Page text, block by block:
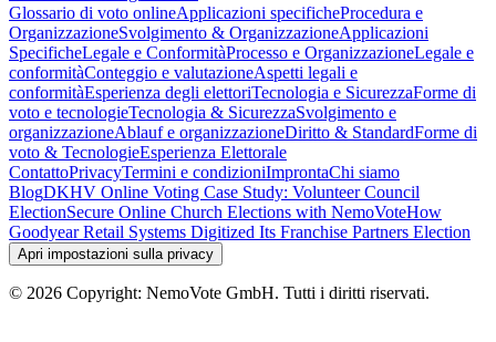
Glossario di voto onlineApplicazioni specificheProcedura e
OrganizzazioneSvolgimento & OrganizzazioneApplicazioni
SpecificheLegale e ConformitàProcesso e OrganizzazioneLegale e
conformitàConteggio e valutazioneAspetti legali e
conformitàEsperienza degli elettoriTecnologia e SicurezzaForme di
voto e tecnologieTecnologia & SicurezzaSvolgimento e
organizzazioneAblauf e organizzazioneDiritto & StandardForme di
voto & TecnologieEsperienza Elettorale
ContattoPrivacyTermini e condizioniImprontaChi siamo
BlogDKHV Online Voting Case Study: Volunteer Council
ElectionSecure Online Church Elections with NemoVoteHow
Goodyear Retail Systems Digitized Its Franchise Partners Election
Apri impostazioni sulla privacy
© 2026 Copyright: NemoVote GmbH. Tutti i diritti riservati.